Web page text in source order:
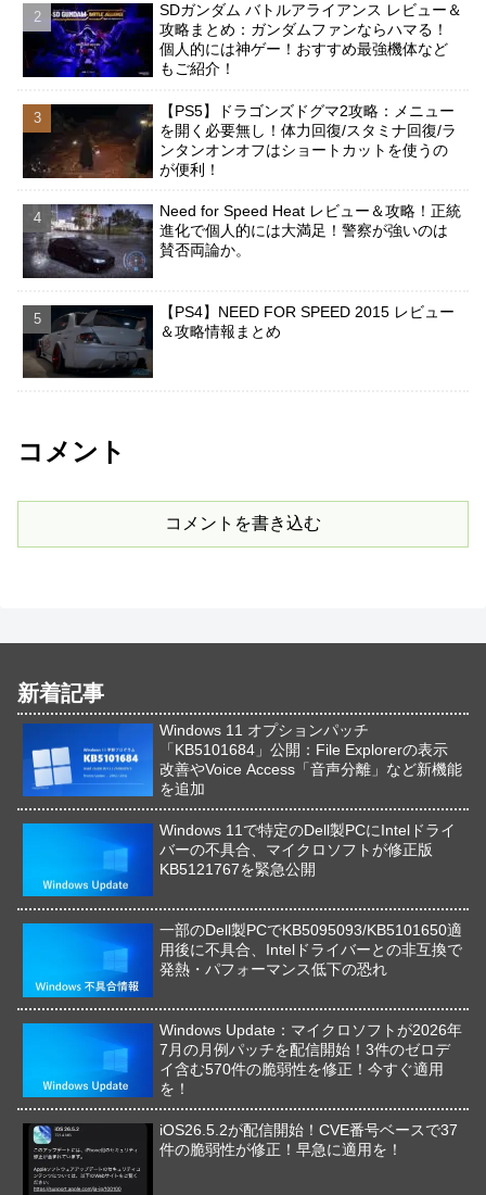
SDガンダム バトルアライアンス レビュー＆
攻略まとめ：ガンダムファンならハマる！
個人的には神ゲー！おすすめ最強機体など
もご紹介！
【PS5】ドラゴンズドグマ2攻略：メニュー
を開く必要無し！体力回復/スタミナ回復/ラ
ンタンオンオフはショートカットを使うの
が便利！
Need for Speed Heat レビュー＆攻略！正統
進化で個人的には大満足！警察が強いのは
賛否両論か。
【PS4】NEED FOR SPEED 2015 レビュー
＆攻略情報まとめ
コメント
コメントを書き込む
新着記事
Windows 11 オプションパッチ
「KB5101684」公開：File Explorerの表示
改善やVoice Access「音声分離」など新機能
を追加
Windows 11で特定のDell製PCにIntelドライ
バーの不具合、マイクロソフトが修正版
KB5121767を緊急公開
一部のDell製PCでKB5095093/KB5101650適
用後に不具合、Intelドライバーとの非互換で
発熱・パフォーマンス低下の恐れ
Windows Update：マイクロソフトが2026年
7月の月例パッチを配信開始！3件のゼロデ
イ含む570件の脆弱性を修正！今すぐ適用
を！
iOS26.5.2が配信開始！CVE番号ベースで37
件の脆弱性が修正！早急に適用を！